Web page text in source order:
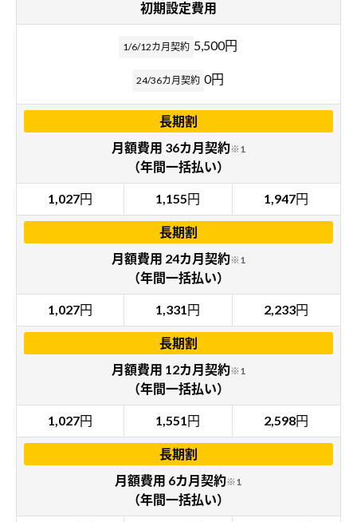
初期設定費用
1/6/12カ月契約 5,500円
24/36カ月契約 0円
長期割
月額費用 36カ月契約※1
（年間一括払い）
1,027円 1,155円 1,947円
長期割
月額費用 24カ月契約※1
（年間一括払い）
1,027円 1,331 円 2,233円
長期割
月額費用 12カ月契約※1
（年間一括払い）
1,027円 1,551 円 2,598円
長期割
月額費用 6カ月契約※1
（年間一括払い）